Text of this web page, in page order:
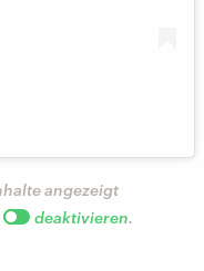
angezeigt
deaktivieren.